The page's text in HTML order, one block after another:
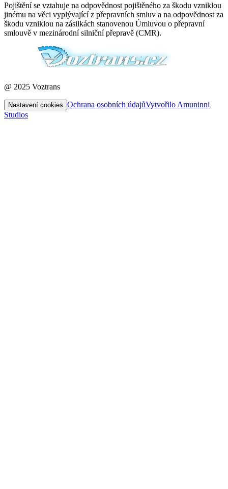
Pojištění se vztahuje na odpovědnost pojištěného za škodu vzniklou
jinému na věci vyplývající z přepravních smluv a na odpovědnost za
škodu vzniklou na zásilkách stanovenou Úmluvou o přepravní
smlouvě v mezinárodní silniční přepravě (CMR).
@ 2025 Voztrans
Nastavení cookies Ochrana osobních údajůVytvořilo Amuninni
Studios